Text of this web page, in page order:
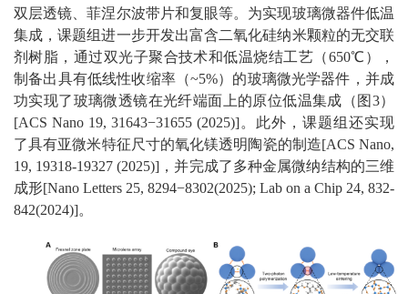
双层透镜、菲涅尔波带片和复眼等。为实现玻璃微器件低温
集成，课题组进一步开发出富含二氧化硅纳米颗粒的无交联
剂树脂，通过双光子聚合技术和低温烧结工艺（650℃），
制备出具有低线性收缩率（~5%）的玻璃微光学器件，并成
功实现了玻璃微透镜在光纤端面上的原位低温集成（图3）
[ACS Nano 19, 31643−31655 (2025)]。此外，课题组还实现
了具有亚微米特征尺寸的氧化镁透明陶瓷的制造[ACS Nano,
19, 19318-19327 (2025)]，并完成了多种金属微纳结构的三维
成形[Nano Letters 25, 8294−8302(2025); Lab on a Chip 24, 832-
842(2024)]。